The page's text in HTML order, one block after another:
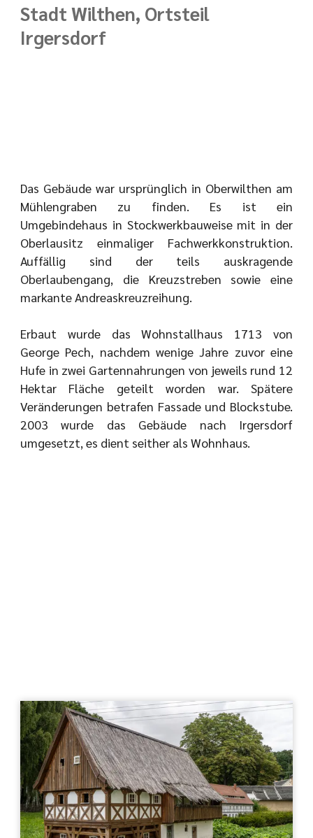
Stadt Wilthen, Ortsteil
Irgersdorf
Das Gebäude war ursprünglich in Oberwilthen am
Mühlengraben zu finden. Es ist ein
Umgebindehaus in Stockwerkbauweise mit in der
Oberlausitz einmaliger Fachwerkkonstruktion.
Auffällig sind der teils auskragende
Oberlaubengang, die Kreuzstreben sowie eine
markante Andreaskreuzreihung.
Erbaut wurde das Wohnstallhaus 1713 von
George Pech, nachdem wenige Jahre zuvor eine
Hufe in zwei Gartennahrungen von jeweils rund 12
Hektar Fläche geteilt worden war. Spätere
Veränderungen betrafen Fassade und Blockstube.
2003 wurde das Gebäude nach Irgersdorf
umgesetzt, es dient seither als Wohnhaus.